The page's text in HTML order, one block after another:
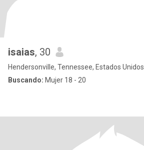
isaias, 30
Hendersonville, Tennessee, Estados Unidos
Buscando: Mujer 18 - 20